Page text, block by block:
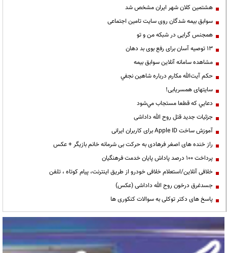
هشتمین کلان شهر ایران مشخص شد
سوابق بیمه شدگان روی سایت تامین اجتماعی
همجنس گرایی در شبکه من و تو
13 توصیه آسان برای رفع بوی بد دهان
مشاهده سامانه آنلاين سوابق بیمه
حكم آيت‌الله مكارم درباره شاهين نجفي
سایتهای همسریابی!
دعايي كه قطعا مستجاب مي‌شود
جزئیات جدید قتل روح الله داداشی
آموزش ساخت Apple ID برای کاربران ایرانی
راز خنده های اصغر فرهادی به حرکت بی شرمانه خانم بازیگر + عکس
پرداخت ۱۰۰ درصد پاداش پایان خدمت فرهنگیان
خلافی آنلاین/استعلام خلافی خودرو از طریق اینترنت، پیام کوتاه ، تلفن
جسدغرق درخون روح الله داداشی (عکس)
پاسخ های دکتر توکلی به سوالات کنکوری ها